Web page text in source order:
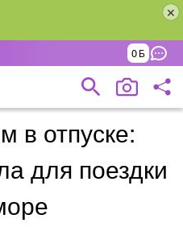
0
в отпуске:
для поездки